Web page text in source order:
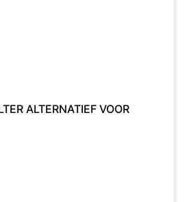
ALTERNATIEF VOOR